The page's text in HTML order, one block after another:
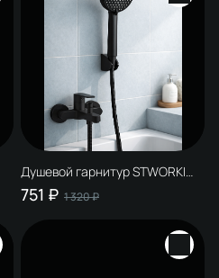
Душевой гарнитур STWORKI
Молде S23190MB матовый
черный
751 ₽ 1 320 ₽